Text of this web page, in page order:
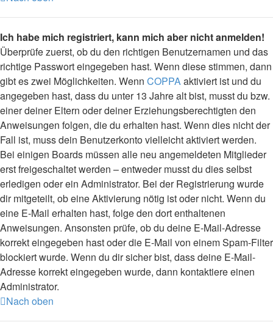
Ich habe mich registriert, kann mich aber nicht anmelden!
Überprüfe zuerst, ob du den richtigen Benutzernamen und das
richtige Passwort eingegeben hast. Wenn diese stimmen, dann
gibt es zwei Möglichkeiten. Wenn COPPAaktiviert ist und du
angegeben hast, dass du unter 13 Jahre alt bist, musst du bzw.
einer deiner Eltern oder deiner Erziehungsberechtigten den
Anweisungen folgen, die du erhalten hast. Wenn dies nicht der
Fall ist, muss dein Benutzerkonto vielleicht aktiviert werden.
Bei einigen Boards müssen alle neu angemeldeten Mitglieder
erst freigeschaltet werden – entweder musst du dies selbst
erledigen oder ein Administrator. Bei der Registrierung wurde
dir mitgeteilt, ob eine Aktivierung nötig ist oder nicht. Wenn du
eine E-Mail erhalten hast, folge den dort enthaltenen
Anweisungen. Ansonsten prüfe, ob du deine E-Mail-Adresse
korrekt eingegeben hast oder die E-Mail von einem Spam-Filter
blockiert wurde. Wenn du dir sicher bist, dass deine E-Mail-
Adresse korrekt eingegeben wurde, dann kontaktiere einen
Administrator.
Nach oben